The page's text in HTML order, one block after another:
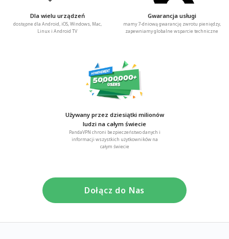
Dla wielu urządzeń
dostępne dla Android, iOS, Windows, Mac,
Linux i Android TV
Gwarancja usługi
mamy 7-dniową gwarancję zwrotu pieniędzy,
zapewniamy globalne wsparcie techniczne
Używany przez dziesiątki milionów
ludzi na całym świecie
PandaVPN chroni bezpieczeństwo danych i
informacji wszystkich użytkowników na
całym świecie
Dołącz do Nas